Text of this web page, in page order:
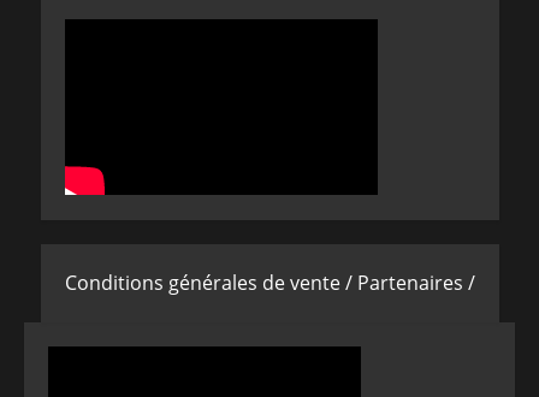
Conditions générales de vente / Partenaires /